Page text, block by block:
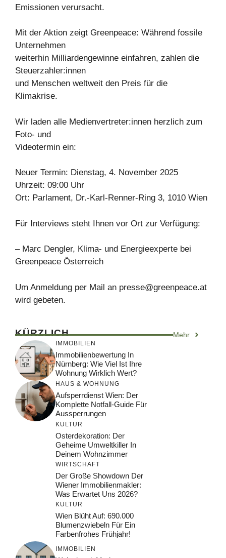
Emissionen verursacht.
Mit der Aktion zeigt Greenpeace: Während fossile
Unternehmen
weiterhin Milliardengewinne einfahren, zahlen die
Steuerzahler:innen
und Menschen weltweit den Preis für die
Klimakrise.
Wir laden alle Medienvertreter:innen herzlich zum
Foto- und
Videotermin ein:
Neuer Termin: Dienstag, 4. November 2025
Uhrzeit: 09:00 Uhr
Ort: Parlament, Dr.-Karl-Renner-Ring 3, 1010 Wien
Für Interviews steht Ihnen vor Ort zur Verfügung:
– Marc Dengler, Klima- und Energieexperte bei
Greenpeace Österreich
Um Anmeldung per Mail an presse@greenpeace.at
wird gebeten.
KÜRZLICH Mehr
IMMOBILIEN
Immobilienbewertung In
Nürnberg: Wie Viel Ist Ihre
Wohnung Wirklich Wert?
HAUS & WOHNUNG
Aufsperrdienst Wien: Der
Komplette Notfall-Guide Für
Aussperrungen
KULTUR
Osterdekoration: Der
Geheime Umweltkiller In
Deinem Wohnzimmer
WIRTSCHAFT
Der Große Showdown Der
Wiener Immobilienmakler:
Was Erwartet Uns 2026?
KULTUR
Wien Blüht Auf: 690.000
Blumenzwiebeln Für Ein
Farbenfrohes Frühjahr!
IMMOBILIEN